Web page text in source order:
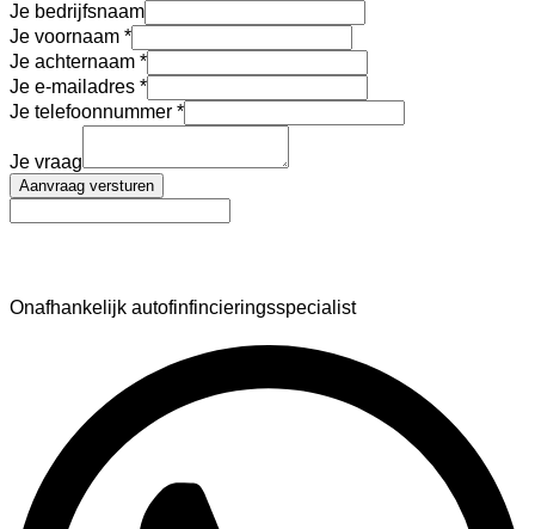
Je bedrijfsnaam
Je voornaam
Je achternaam
Je e-mailadres
Je telefoonnummer
Je vraag
Aanvraag versturen
Onafhankelijk autofinfincieringsspecialist